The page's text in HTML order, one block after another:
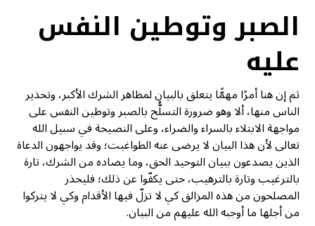
الصبر وتوطين النفس
عليه
ثم إن هنا أمرًا مهمًّا يتعلق بالبيان لمظاهر الشرك الأكبر، وتحذير
الناس منها، ألا وهو ضرورة التسلُّح بالصبر وتوطين النفس على
مواجهة الابتلاء بالسراء والضراء، وعلى النصيحة في سبيل الله
تعالى لأن هذا البيان لا يرضى عنه الطواغيت؛ وقد يواجهون الدعاة
الذين يصدعون ببيان التوحيد الحق، وما يضاده من الشرك، تارة
بالترغيب وتارة بالترهيب، حتى يكفّوا عن ذلك؛ فليحذر
المصلحون من هذه المزالق كي لا تزلّ فيها الأقدام وكي لا يتركوا
من أجلها ما أوجبه الله عليهم من البيان.